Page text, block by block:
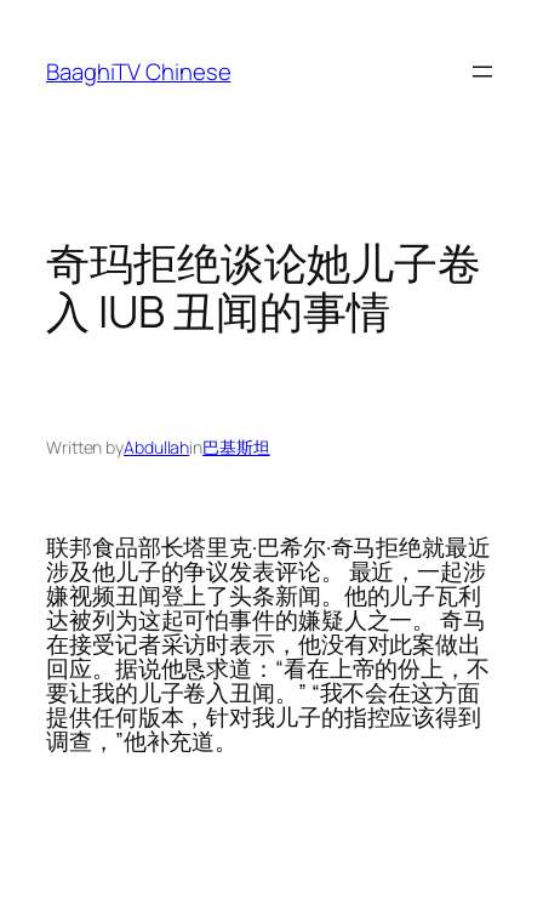
content
BaaghiTV Chinese
奇玛拒绝谈论她儿子卷
入 IUB 丑闻的事情
Written byAbdullahin巴基斯坦
联邦食品部长塔里克·巴希尔·奇马拒绝就最近
涉及他儿子的争议发表评论。 最近，一起涉
嫌视频丑闻登上了头条新闻。他的儿子瓦利
达被列为这起可怕事件的嫌疑人之一。 奇马
在接受记者采访时表示，他没有对此案做出
回应。据说他恳求道：“看在上帝的份上，不
要让我的儿子卷入丑闻。” “我不会在这方面
提供任何版本，针对我儿子的指控应该得到
调查，”他补充道。